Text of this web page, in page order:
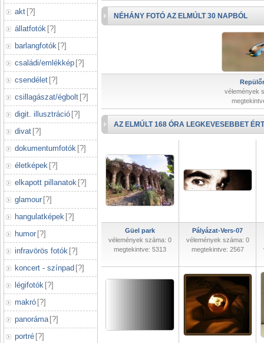
akt [?]
állatfotók [?]
barlangfotók [?]
családi/emlékkép [?]
csendélet [?]
csillagászat/égbolt [?]
digit. illusztráció [?]
divat [?]
dokumentumfotók [?]
életképek [?]
elkapott pillanatok [?]
glamour [?]
hangulatképek [?]
humor [?]
infravörös fotók [?]
koncert - színpad [?]
légifotók [?]
makró [?]
panoráma [?]
portré [?]
NÉHÁNY FOTÓ AZ ELMÚLT 30 NAPBÓL
vélemények
AZ ELMÚLT 168 ÓRA LEGKEVESEBBET
Güel park
vélemények száma: 0
megtekintve: 5313
Pályázat-Vers-07
vélemények száma: 0
megtekintve: 2567